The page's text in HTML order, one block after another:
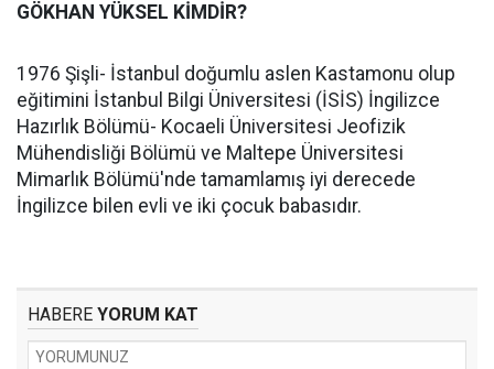
GÖKHAN YÜKSEL KİMDİR?
1976 Şişli- İstanbul doğumlu aslen Kastamonu olup
eğitimini İstanbul Bilgi Üniversitesi (İSİS) İngilizce
Hazırlık Bölümü- Kocaeli Üniversitesi Jeofizik
Mühendisliği Bölümü ve Maltepe Üniversitesi
Mimarlık Bölümü'nde tamamlamış iyi derecede
İngilizce bilen evli ve iki çocuk babasıdır.
HABERE YORUM KAT